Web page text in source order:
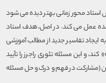
محور زمانی بهتر دیده می شود
عمل می کند. در اصل، هدف استاد
ایجاد تفاسیر جدید از مطالب آموزشی
و این مسئله تئوری راجرز را تأیید
(مشارکت در فهم و درک و حل مسئله